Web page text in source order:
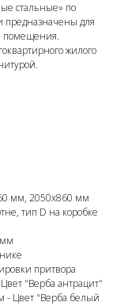
стальные» по
предназначены для
помещения.
жилого
мм, 2050х860 мм
тип D на коробке
притвора
"Верба антрацит"
- Цвет "Верба белый